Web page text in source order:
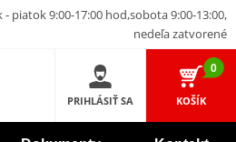
piatok 9:00-17:00 hod,sobota 9:00-13:00,
nedeľa zatvorené
PRIHLÁSIŤ SA
0
KOŠÍK